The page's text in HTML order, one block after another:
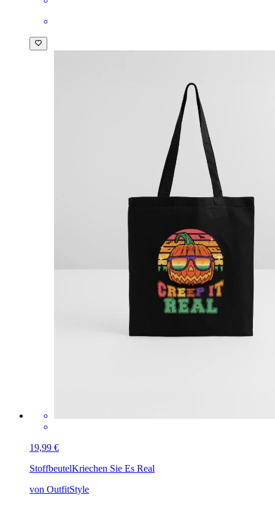
19,99 €
StoffbeutelKriechen Sie Es Real
von OutfitStyle